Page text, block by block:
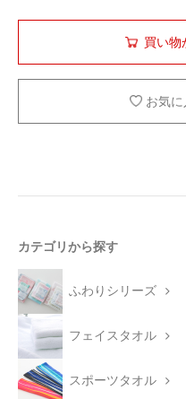
お気
カテゴリから探す
ふわりシリーズ
フェイスタオル
スポーツタオル